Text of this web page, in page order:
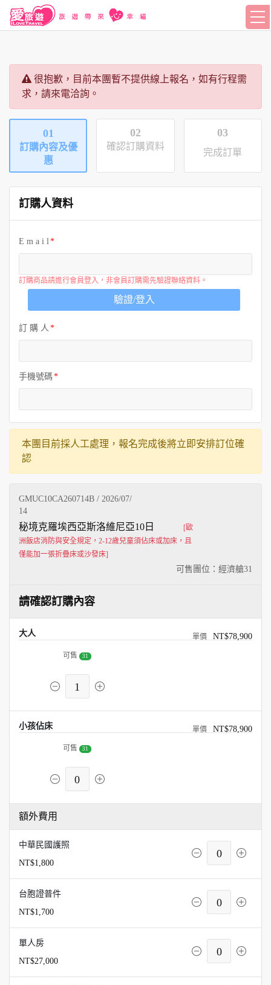
很抱歉，目前本團暫不提供線上報名，如有行程需
求，請來電洽詢。
01
訂購內容及優
惠
02
確認訂購資料
03
完成訂單
訂購人資料
E m a i l
訂購商品請進行會員登入，非會員訂購需先驗證聯絡資料。
驗證/登入
訂 購 人
手機號碼
本團目前採人工處理，報名完成後將立即安排訂位確
認
GMUC10CA260714B / 2026/07/
14
可售團位：經濟艙31
秘境克羅埃西亞斯洛維尼亞10日
[歐
洲飯店消防與安全規定，2-12歲兒童須佔床或加床，且
僅能加一張折疊床或沙發床]
請確認訂購內容
大人 NT$78,900
可售 31
1
小孩佔床 NT$78,900
可售 31
0
額外費用
中華民國護照
NT$1,800
0
台胞證普件
NT$1,700
0
單人房
NT$27,000
0